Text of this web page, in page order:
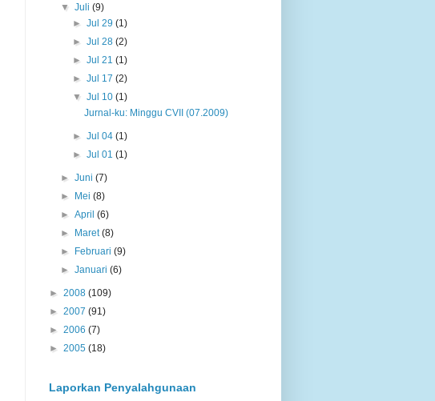
▼Juli(9)
► Jul 29 (1)
► Jul 28 (2)
► Jul 21 (1)
► Jul 17 (2)
▼ Jul 10 (1)
Jurnal-ku: Minggu CVII (07.2009)
► Jul 04 (1)
► Jul 01 (1)
►Juni(7)
►
Mei(8)
►April(6)
►
Maret(8)
►
Februari(9)
►Januari(6)
► 2008 (109)
► 2007 (91)
► 2006 (7)
► 2005 (18)
Laporkan Penyalahgunaan